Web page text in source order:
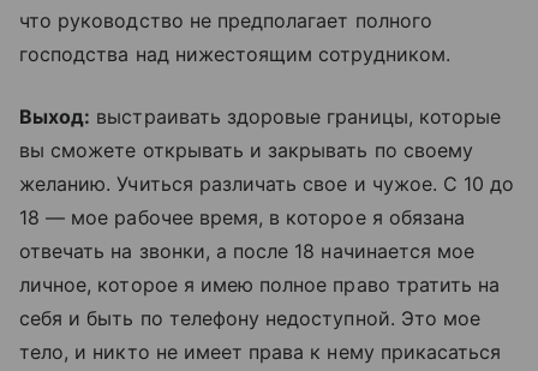
что руководство не предполагает полного
господства над нижестоящим сотрудником.
Выход: выстраивать здоровые границы, которые
вы сможете открывать и закрывать по своему
желанию. Учиться различать свое и чужое. С 10 до
18 — мое рабочее время, в которое я обязана
отвечать на звонки, а после 18 начинается мое
личное, которое я имею полное право тратить на
себя и быть по телефону недоступной. Это мое
тело, и никто не имеет права к нему прикасаться